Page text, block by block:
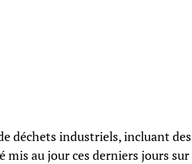
déchets industriels, incluant
mis au jour ces derniers jours